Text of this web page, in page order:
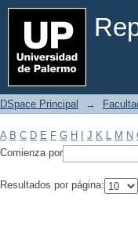
Filtrar por:
DSpace Principal →
A B C D E F G H J K L M N
Comienza por
Resultados por página: